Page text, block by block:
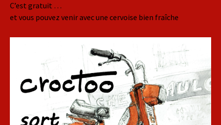
C’est gratuit …
et vous pouvez venir avec une cervoise bien fraîche